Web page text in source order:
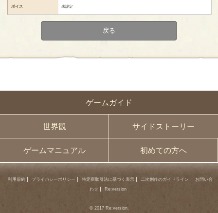
ゲームガイド
世界観 サイドストーリー
ゲームマニュアル 初めての方へ
ボイス 未設定
戻る
利用規約 プライバシーポリシー 特定商取引法に基づく表示 二次創作のガイドライン
お問い合
わせ
Re:version
© 2017 Re:version.